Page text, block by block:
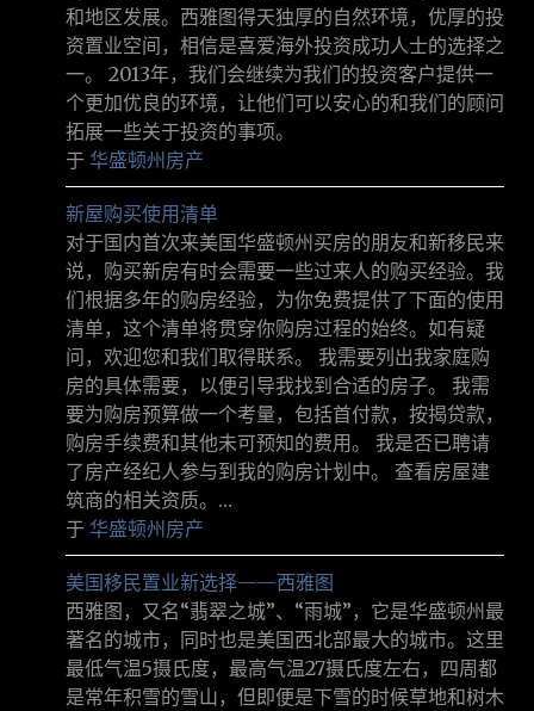
和地区发展。西雅图得天独厚的自然环境，优厚的投
资置业空间，相信是喜爱海外投资成功人士的选择之
一。 2013年，我们会继续为我们的投资客户提供一
个更加优良的环境，让他们可以安心的和我们的顾问
拓展一些关于投资的事项。
于 华盛顿州房产
新屋购买使用清单
对于国内首次来美国华盛顿州买房的朋友和新移民来
说，购买新房有时会需要一些过来人的购买经验。我
们根据多年的购房经验，为你免费提供了下面的使用
清单，这个清单将贯穿你购房过程的始终。如有疑
问，欢迎您和我们取得联系。 我需要列出我家庭购
房的具体需要，以便引导我找到合适的房子。 我需
要为购房预算做一个考量，包括首付款，按揭贷款，
购房手续费和其他未可预知的费用。 我是否已聘请
了房产经纪人参与到我的购房计划中。 查看房屋建
筑商的相关资质。…
于 华盛顿州房产
美国移民置业新选择——西雅图
西雅图，又名“翡翠之城”、“雨城”，它是华盛顿州最
著名的城市，同时也是美国西北部最大的城市。这里
最低气温5摄氏度，最高气温27摄氏度左右，四周都
是常年积雪的雪山，但即便是下雪的时候草地和树木